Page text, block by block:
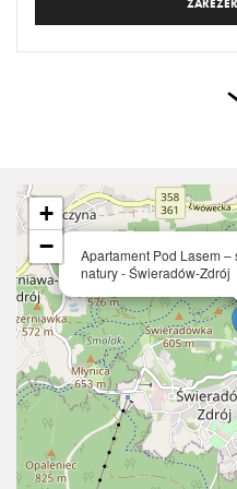
Apartament Pod Lasem
natury - Świeradów-Zdrój
+
−